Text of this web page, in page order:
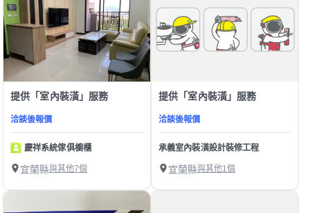
提供「室內裝潢」服務
洽談後報價
慶祥系統傢俱櫥櫃
宜蘭縣與其他7個
提供「室內裝潢」服務
洽談後報價
承義室內裝潢設計裝修工程
宜蘭縣與其他1個